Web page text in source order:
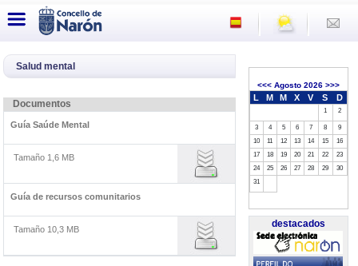
Salud mental
Documentos
Guía Saúde Mental
Tamaño 1,6 MB
Guía de recursos comunitarios
Tamaño 10,3 MB
<<<Agosto 2026 >>>
L M M X V S D
1 2
3 4 5 6 7 8
9
10
11 12 13 14 15
16
17
18 19 20 21 22
23
24
25 26 27 28 29
30
31
destacados